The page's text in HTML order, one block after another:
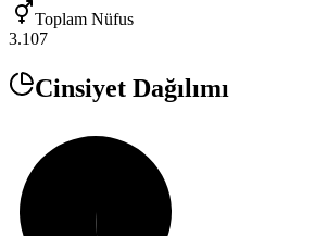
Toplam Nüfus
3.107
Cinsiyet Dağılımı